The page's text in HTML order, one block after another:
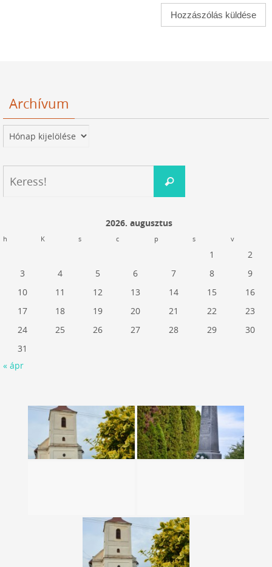
Archívum
Archívum
Keress!
2026. augusztus
h K s c p s v
1
2
3
4 5 6 7 8
9
10
11 12 13 14 15
16
17
18 19 20 21 22
23
24
25 26 27 28 29
30
31
« ápr